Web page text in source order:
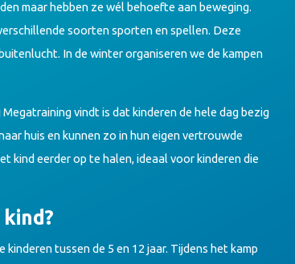
maar hebben ze wél behoefte aan beweging.
soorten sporten en spellen. Deze
In de winter organiseren we de kampen
vindt is dat kinderen de hele dag bezig
huis en kunnen zo in hun eigen vertrouwde
kind eerder op te halen, ideaal voor kinderen die
tussen de 5 en 12 jaar. Tijdens het kamp